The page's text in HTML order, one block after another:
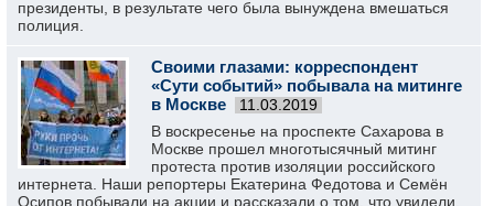
президенты, в результате чего была вынуждена вмешаться
полиция.
Своими глазами: корреспондент
«Сути событий» побывала на митинге
в Москве
11.03.2019
В воскресенье на проспекте Сахарова в
Москве прошел многотысячный митинг
протеста против изоляции российского
интернета. Наши репортеры Екатерина Федотова и Семён
Осипов побывали на акции и рассказали о том, что увидели.